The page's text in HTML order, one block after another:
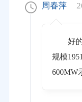
周春萍
好
规模
600MW